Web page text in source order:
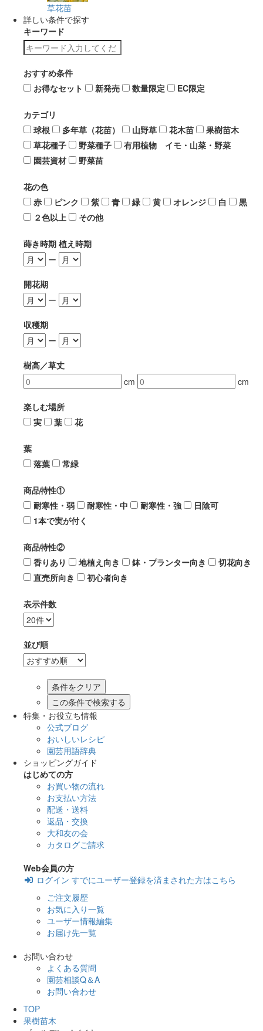
草花苗
詳しい条件で探す
キーワード
おすすめ条件
お得なセット
新発売 数量限定 EC限定
カテゴリ
球根
多年草（花苗） 山野草 花木苗
果樹苗木
草花種子
野菜種子
有用植物 イモ・山菜・野菜
園芸資材
野菜苗
花の色
赤
ピンク 紫 青 緑 黄 オレンジ 白
黒
２色以上
その他
蒔き時期 植え時期
ー
開花期
ー
収穫期
ー
樹高／草丈
cm
cm
楽しむ場所
実
葉 花
葉
落葉
常緑
商品特性①
耐寒性・弱
耐寒性・中 耐寒性・強
日陰可
1本で実が付く
商品特性②
香りあり
地植え向き 鉢・プランター向き
切花向き
直売所向き
初心者向き
表示件数
並び順
この条件で検索する
特集・お役立ち情報
公式ブログ
おいしいレシピ
園芸用語辞典
ショッピングガイド
はじめての方
お買い物の流れ
お支払い方法
配送・送料
返品・交換
大和友の会
カタログご請求
Web会員の方
ログイン すでにユーザー登録を済まされた方はこちら
ご注文履歴
お気に入り一覧
ユーザー情報編集
お届け先一覧
お問い合わせ
よくある質問
園芸相談Q＆A
お問い合わせ
TOP
果樹苗木